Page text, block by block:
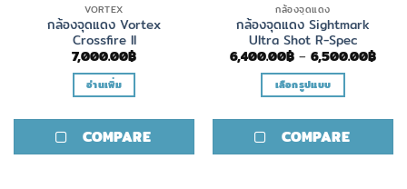
VORTEX
กล้องจุดแดง Vortex
Crossfire II
7,000.00฿
อ่านเพิ่ม
COMPARE
กล้องจุดแดง
กล้องจุดแดง Sightmark
Ultra Shot R-Spec
6,400.00฿ – 6,500.00฿Price
เลือกรูปแบบ
product
has
COMPARE